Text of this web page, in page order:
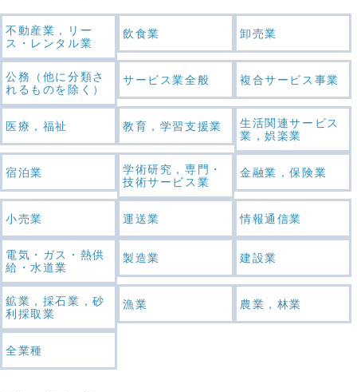
不動産業，リー
ス・レンタル業
飲食業 卸売業
公務（他に分類さ
れるものを除く）
サービス業全般 複合サービス事業
医療，福祉 教育，学習支援業
生活関連サービス
業，娯楽業
宿泊業
学術研究，専門・
技術サービス業
金融業，保険業
小売業 運送業 情報通信業
電気・ガス・熱供
給・水道業
製造業 建設業
鉱業，採石業，砂
利採取業
漁業 農業，林業
全業種